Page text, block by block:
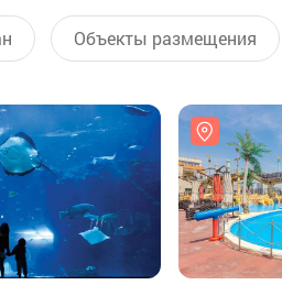
Объекты размещения